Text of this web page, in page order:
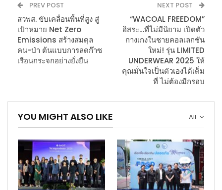
PREV POST
สวพส. ขับเคลื่อนพื้นที่สูง สู่
เป้าหมาย Net Zero
Emissions สร้างสมดุล
คน-ป่า ต้นแบบการลดก๊าซ
เรือนกระจกอย่างยั่งยืน
NEXT POST
“WACOAL FREEDOM”
อิสระ…ที่ไม่มีนิยาม เปิดตัว
กางเกงในชายคอลเลกชัน
ใหม่! รุ่น LIMITED
UNDERWEAR 2025 ให้
คุณมั่นใจเป็นตัวเองได้เต็ม
ที่ ไม่ต้องมีกรอบ
All
YOU MIGHT ALSO LIKE